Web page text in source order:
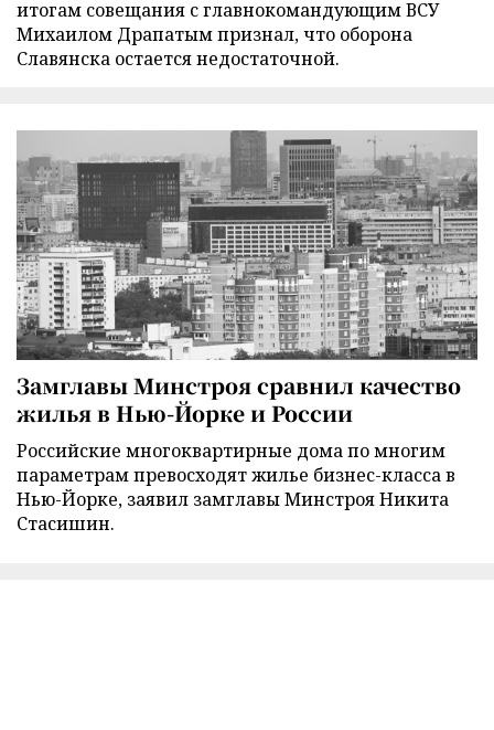
итогам совещания с главнокомандующим ВСУ
Михаилом Драпатым признал, что оборона
Славянска остается недостаточной.
Замглавы Минстроя сравнил качество
жилья в Нью-Йорке и России
Российские многоквартирные дома по многим
параметрам превосходят жилье бизнес-класса в
Нью-Йорке, заявил замглавы Минстроя Никита
Стасишин.